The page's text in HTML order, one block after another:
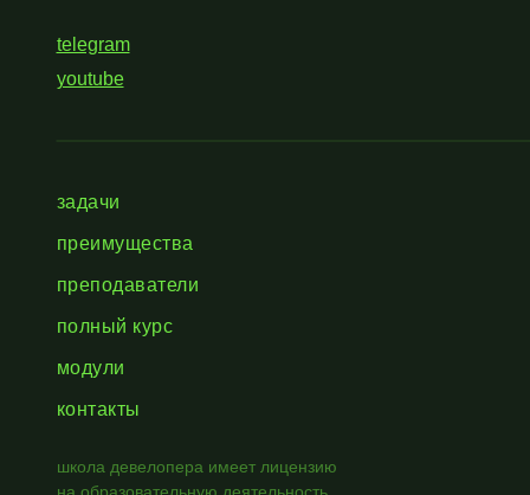
задачи
преподаватели
полный курс
модули
контакты
школа девелопера имеет лицензию
преимущества
telegram
youtube